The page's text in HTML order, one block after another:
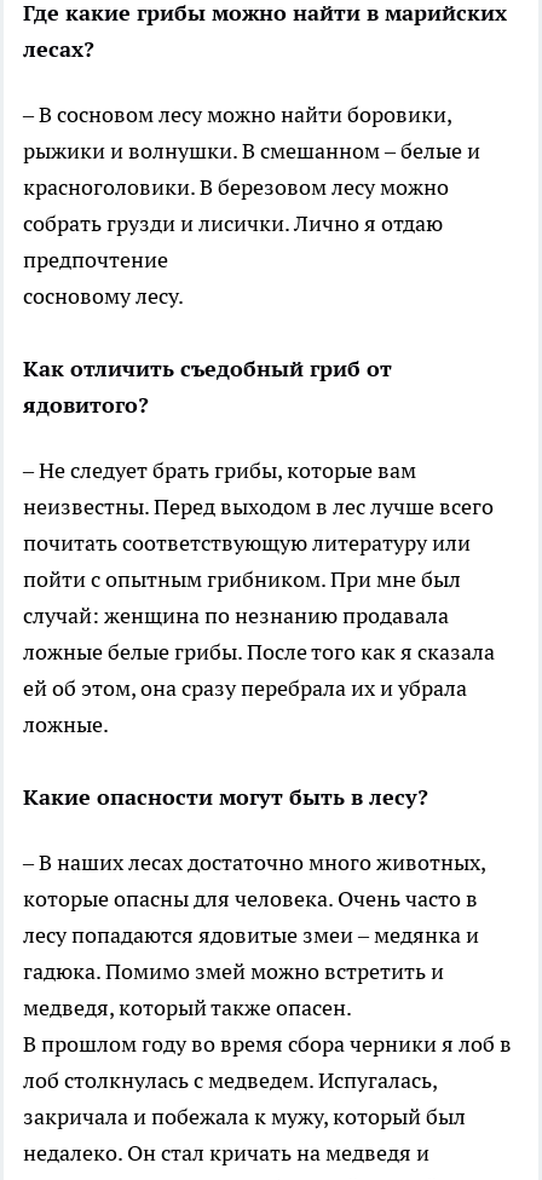
Где какие грибы можно найти в марийских
лесах?
– В сосновом лесу можно найти боровики,
рыжики и волнушки. В смешанном – белые и
красноголовики. В березовом лесу можно
собрать грузди и лисички. Лично я отдаю
предпочтение
сосновому лесу.
Как отличить съедобный гриб от
ядовитого?
– Не следует брать грибы, которые вам
неизвестны. Перед выходом в лес лучше всего
почитать соответствующую литературу или
пойти с опытным грибником. При мне был
случай: женщина по незнанию продавала
ложные белые грибы. После того как я сказала
ей об этом, она сразу перебрала их и убрала
ложные.
Какие опасности могут быть в лесу?
– В наших лесах достаточно много животных,
которые опасны для человека. Очень часто в
лесу попадаются ядовитые змеи – медянка и
гадюка. Помимо змей можно встретить и
медведя, который также опасен.
В прошлом году во время сбора черники я лоб в
лоб столкнулась с медведем. Испугалась,
закричала и побежала к мужу, который был
недалеко. Он стал кричать на медведя и